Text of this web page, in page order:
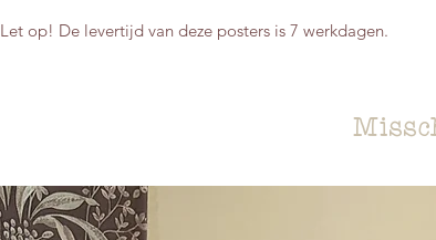
Let op! De levertijd van deze posters is 7 werkdagen.